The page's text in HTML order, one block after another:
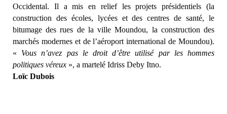
Occidental. Il a mis en relief les projets présidentiels (la
construction des écoles, lycées et des centres de santé, le
bitumage des rues de la ville Moundou, la construction des
marchés modernes et de l’aéroport international de Moundou).
« Vous n’avez pas le droit d’être utilisé par les hommes
politiques véreux », a martelé Idriss Deby Itno.
Loïc Dubois